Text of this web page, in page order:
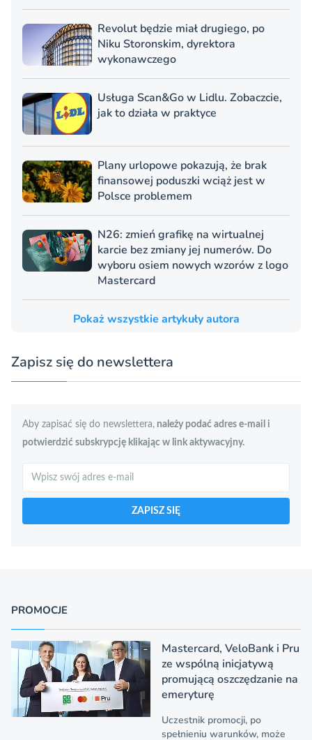
Revolut będzie miał drugiego, po
Niku Storonskim, dyrektora
wykonawczego
Usługa Scan&Go w Lidlu. Zobaczcie,
jak to działa w praktyce
Plany urlopowe pokazują, że brak
finansowej poduszki wciąż jest w
Polsce problemem
N26: zmień grafikę na wirtualnej
karcie bez zmiany jej numerów. Do
wyboru osiem nowych wzorów z logo
Mastercard
Pokaż wszystkie artykuły autora
Zapisz się do newslettera
Aby zapisać się do newslettera, należy podać adres e-mail i
potwierdzić subskrypcję klikając w link aktywacyjny.
Szukaj
ZAPISZ SIĘ
PROMOCJE
Mastercard, VeloBank i Pru
ze wspólną inicjatywą
promującą oszczędzanie na
emeryturę
Uczestnik promocji, po
spełnieniu warunków, może